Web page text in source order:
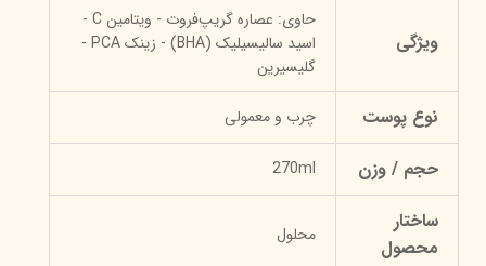
ویژگی
حاوی: عصاره گریپ‌فروت - ویتامین C -
اسید سالیسیلیک (BHA) - زینک PCA -
گلیسیرین
نوع پوست چرب و معمولی
حجم / وزن 270ml
ساختار
محصول
محلول